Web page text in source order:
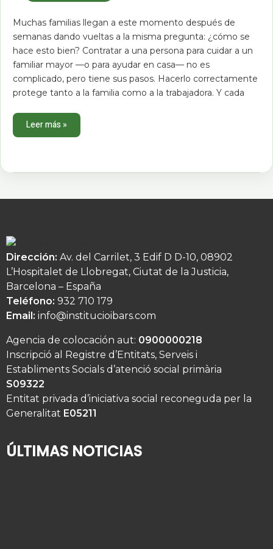
Muchas familias llegan a este momento después de
semanas dando vueltas a la misma pregunta: ¿cómo se
hace esto bien? Contratar a una persona para cuidar a un
familiar mayor —o para ayudar en casa— no es
complicado, pero tiene sus pasos. Hacerlo correctamente
protege tanto a la familia como a la trabajadora. Y cada
para
2026
Leer más »
Dirección: Av. del Carrilet, 3 Edif D D-10, 08902
L’Hospitalet de Llobregat, Ciutat de la Justicia,
Barcelona – España
Teléfono: 932 710 179
Email: info@institucioibars.com
Agencia de colocación aut: 0900000218
Inscripció al Registre d’Entitats, Serveis i
Establiments Socials d’atenció social primària
S09322
Entitat privada d’iniciativa social reconeguda per la
Generalitat E05211
ÚLTIMAS NOTICIAS